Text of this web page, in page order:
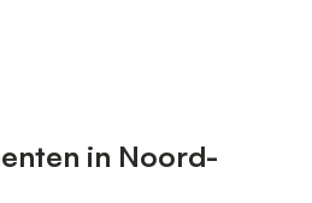
in Noord-